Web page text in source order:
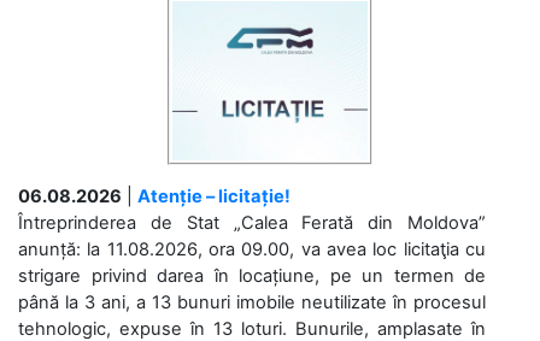
06.08.2026
Atenție – licitație!
Întreprinderea de Stat „Calea Ferată din Moldova”
anunță: la 11.08.2026, ora 09.00, va avea loc licitaţia cu
strigare privind darea în locațiune, pe un termen de
până la 3 ani, a 13 bunuri imobile neutilizate în procesul
tehnologic, expuse în 13 loturi. Bunurile, amplasate în